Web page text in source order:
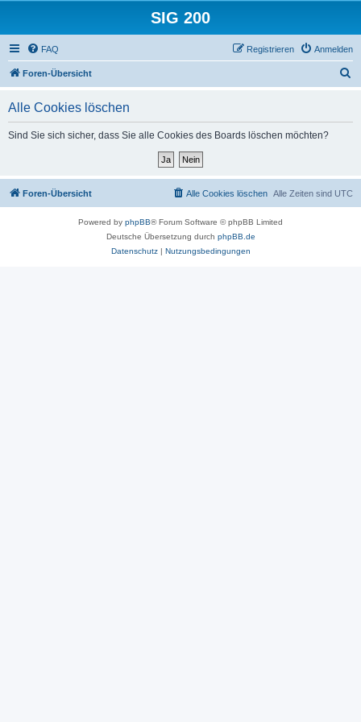
SIG 200
FAQ Anmelden
Registrieren
Foren-Übersicht
Alle Cookies löschen
Sind Sie sich sicher, dass Sie alle Cookies des Boards löschen möchten?
Foren-Übersicht Alle Zeiten sind UTC
Alle Cookies löschen
Powered by phpBB® Forum Software © phpBB Limited
Deutsche Übersetzung durch phpBB.de
Datenschutz| Nutzungsbedingungen